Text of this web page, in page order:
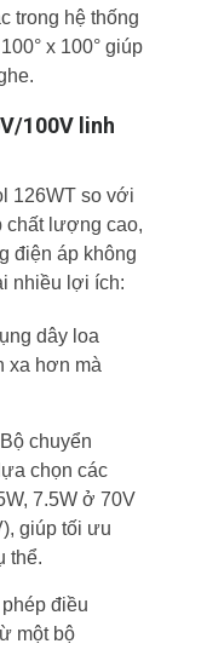
trong hệ thống
x 100° giúp
100V linh
126WT so với
chất lượng cao,
điện áp không
nhiều lợi ích:
dây loa
xa hơn mà
chuyển
chọn các
7.5W ở 70V
giúp tối ưu
thể.
điều
một bộ